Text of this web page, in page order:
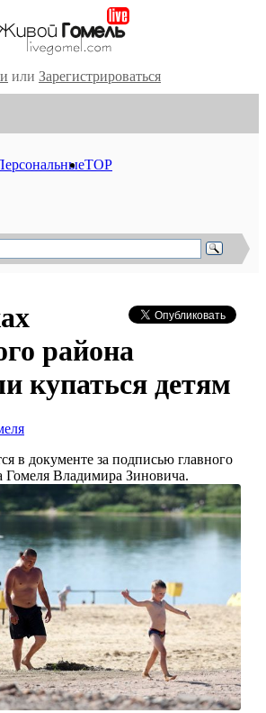
или Зарегистрироваться
TOP
района
купаться детям
в документе за подписью главного
Гомеля Владимира Зиновича.